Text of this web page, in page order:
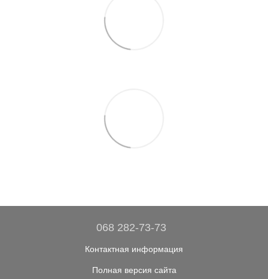
068 282-73-73
Контактная информация
Полная версия сайта